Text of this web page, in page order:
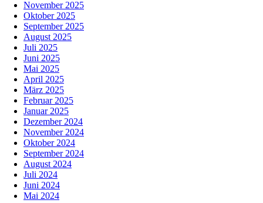
November 2025
Oktober 2025
September 2025
August 2025
Juli 2025
Juni 2025
Mai 2025
April 2025
März 2025
Februar 2025
Januar 2025
Dezember 2024
November 2024
Oktober 2024
September 2024
August 2024
Juli 2024
Juni 2024
Mai 2024